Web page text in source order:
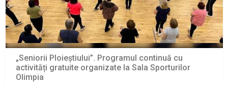
„Seniorii Ploieștiului”. Programul continuă cu
activități gratuite organizate la Sala Sporturilor
Olimpia